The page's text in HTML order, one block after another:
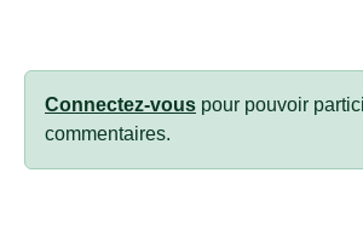
Connectez-vous pour pouvoir
commentaires.